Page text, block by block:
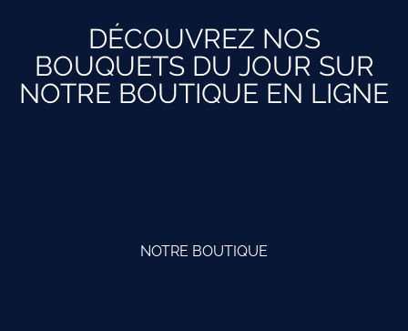
DÉCOUVREZ NOS
BOUQUETS DU JOUR SUR
NOTRE BOUTIQUE EN LIGNE
NOTRE BOUTIQUE